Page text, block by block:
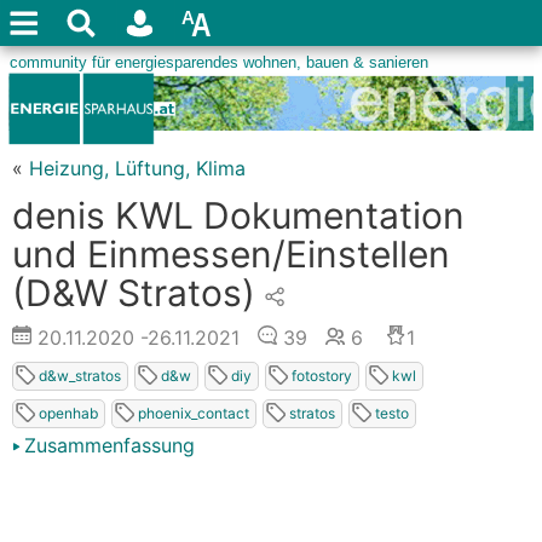
« Heizung, Lüftung, Klima
denis KWL Dokumentation
und Einmessen/Einstellen
(D&W Stratos)
20.11.2020 -26.11.2021 39 6 1
d&w_stratos d&w diy fotostory kwl
openhab phoenix_contact stratos testo
Zusammenfassung